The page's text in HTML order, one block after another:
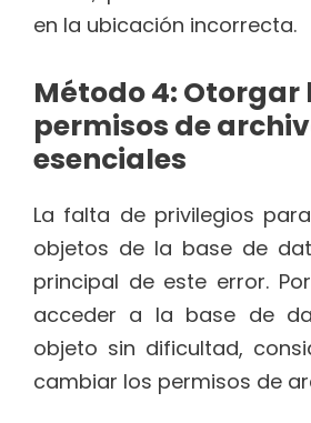
en la ubicación incorrecta.
Método 4: Otorgar
permisos de
esenciales
La falta de privilegios
objetos de la base de
principal de este error.
acceder a la base de
objeto sin dificultad,
cambiar los permisos de